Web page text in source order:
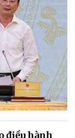
điều hành